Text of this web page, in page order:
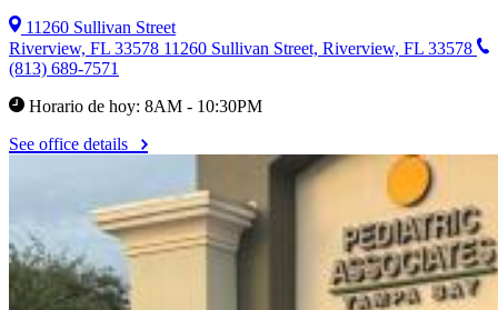
11260 Sullivan Street
Riverview, FL 33578 11260 Sullivan Street, Riverview, FL 33578
(813) 689-7571
Horario de hoy: 8AM - 10:30PM
See office details